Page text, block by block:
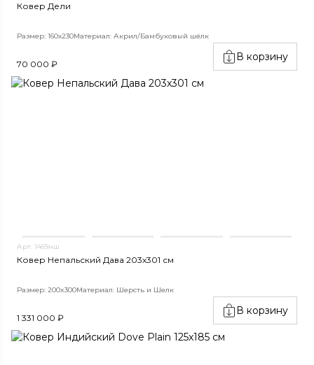
Ковер Дели
Размер: 160х230Материал: Акрил/Бамбуковый шёлк
70 000 ₽
В корзину
Арт. 1469нш
Ковер Непальский Дава 203x301 см
Размер: 200x300Материал: Шерсть и Шелк
1 331 000 ₽
В корзину